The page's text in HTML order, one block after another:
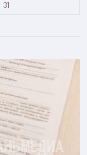
31